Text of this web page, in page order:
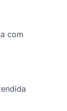
com